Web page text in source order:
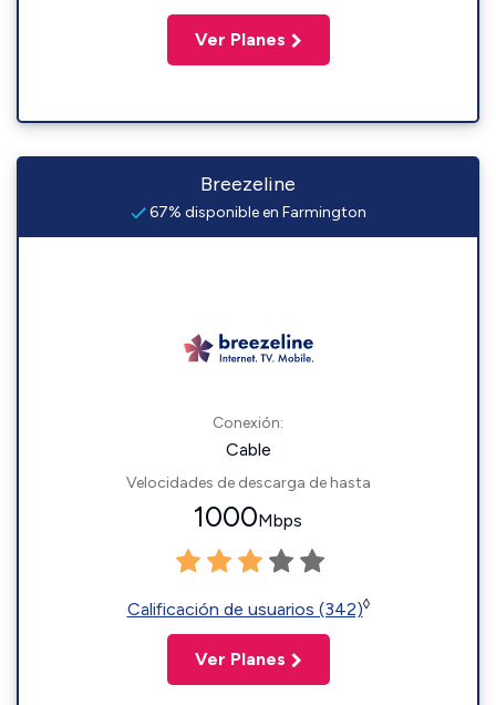
Ver Planes
Breezeline
67% disponible en Farmington
Conexión:
Cable
Velocidades de descarga de hasta
1000Mbps
Calificación de usuarios (342)◊
Ver Planes